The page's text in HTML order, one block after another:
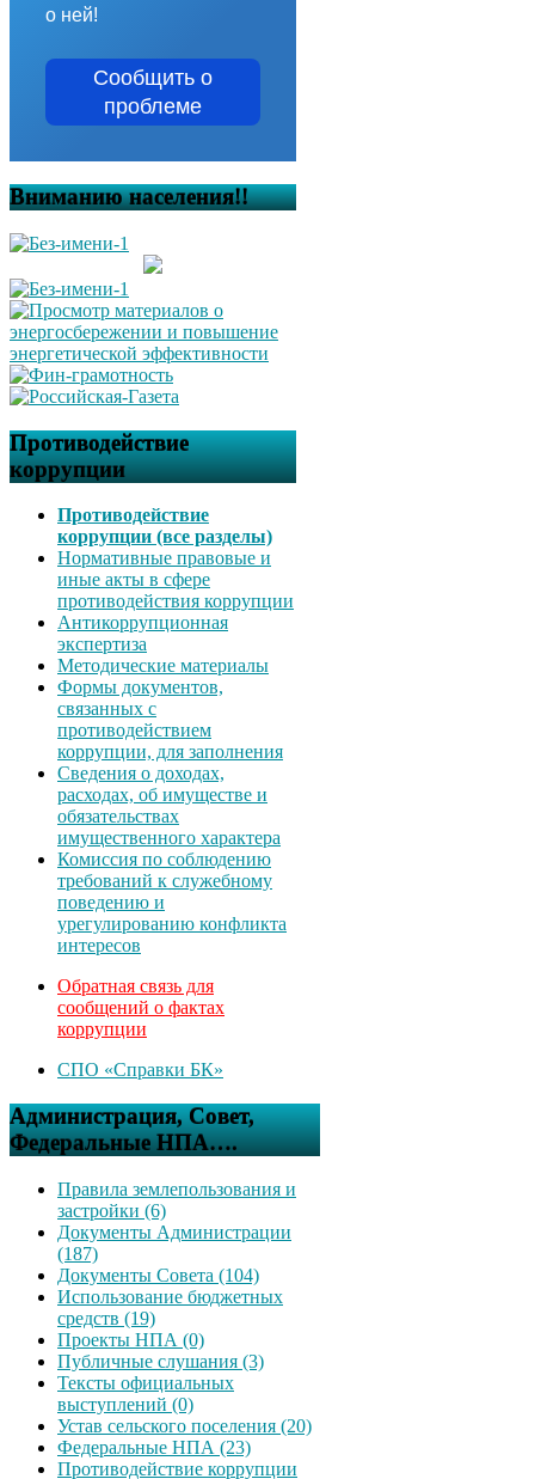
о ней!
Сообщить о
проблеме
Вниманию населения!!
Противодействие
коррупции
Противодействие
коррупции (все разделы)
Нормативные правовые и
иные акты в сфере
противодействия коррупции
Антикоррупционная
экспертиза
Методические материалы
Формы документов,
связанных с
противодействием
коррупции, для заполнения
Сведения о доходах,
расходах, об имуществе и
обязательствах
имущественного характера
Комиссия по соблюдению
требований к служебному
поведению и
урегулированию конфликта
интересов
Обратная связь для
сообщений о фактах
коррупции
СПО «Справки БК»
Администрация, Совет,
Федеральные НПА….
Правила землепользования и
застройки (6)
Документы Администрации
(187)
Документы Совета (104)
Использование бюджетных
средств (19)
Проекты НПА (0)
Публичные слушания (3)
Тексты официальных
выступлений (0)
Устав сельского поселения (20)
Федеральные НПА (23)
Противодействие коррупции